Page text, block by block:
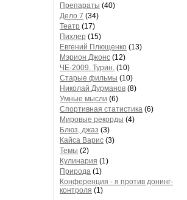
Препараты (40)
Дело 7 (34)
Театр (17)
Пихлер (15)
Евгений Плющенко (13)
Мэрион Джонс (12)
ЧЕ-2009. Турин. (10)
Старые фильмы (10)
Николай Дурманов (8)
Умные мысли (6)
Спортивная статистика (6)
Мировые рекорды (4)
Блюз, джаз (3)
Кайса Варис (3)
Темы (2)
Кулинария (1)
Природа (1)
Конференция - я против донинг-
контроля (1)